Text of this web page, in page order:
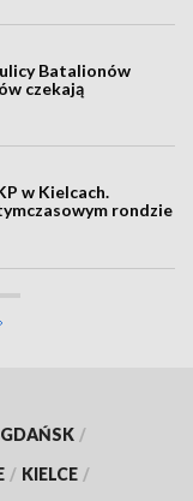
Batalionów
czekają
w Kielcach.
rondzie
GDAŃSK /
/ KIELCE /